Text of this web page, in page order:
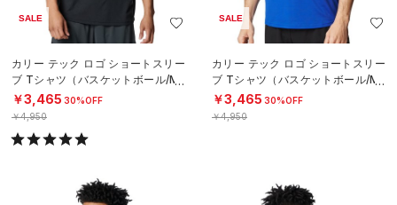
SALE
カリー テック ロゴ ショートスリー
ブ Tシャツ（バスケットボール/ME
N）
￥3,465 30%OFF
￥4,950
SALE
カリー テック ロゴ ショートスリー
ブ Tシャツ（バスケットボール/ME
N）
￥3,465 30%OFF
￥4,950